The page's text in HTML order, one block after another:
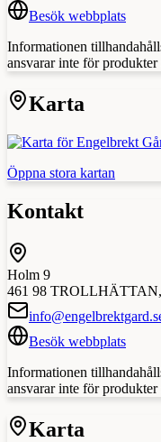
Besök webbplats
Informationen
ansvarar inte för produkter
Karta
Öppna stora kartan
Kontakt
Holm 9
461 98 TROLLHÄTTAN,
Besök webbplats
Informationen
ansvarar inte för produkter
Karta